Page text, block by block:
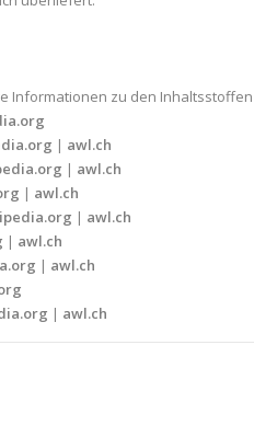
Informationen zu den
| awl.ch
| awl.ch
| awl.ch
| awl.ch
| awl.ch
| awl.ch
| awl.ch